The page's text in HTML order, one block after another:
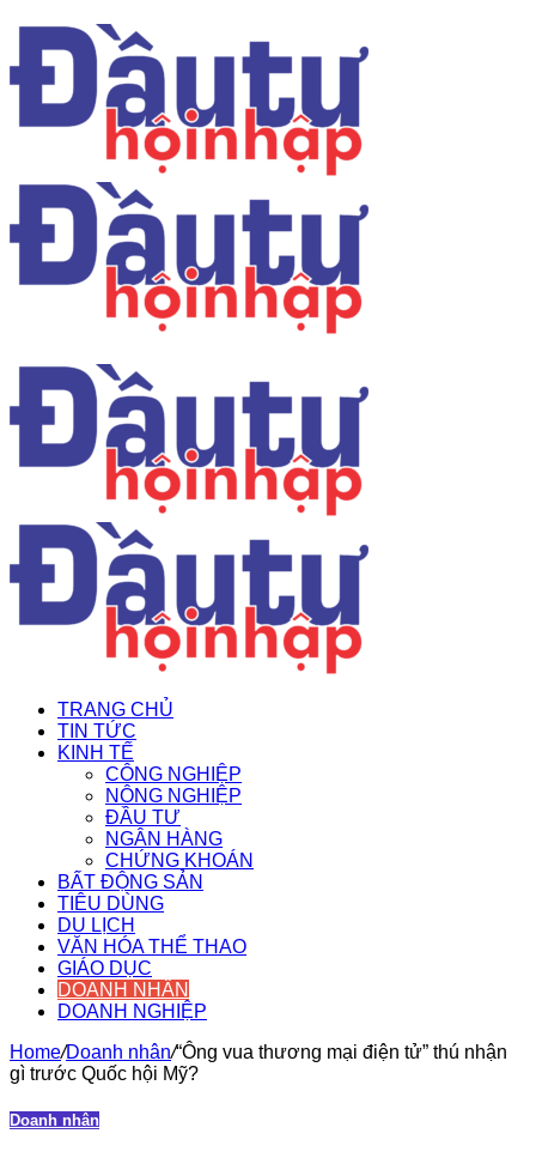
TRANG CHỦ
TIN TỨC
KINH TẾ
CÔNG NGHIỆP
NÔNG NGHIỆP
ĐẦU TƯ
NGÂN HÀNG
CHỨNG KHOÁN
BẤT ĐỘNG SẢN
TIÊU DÙNG
DU LỊCH
VĂN HÓA THỂ THAO
GIÁO DỤC
DOANH NHÂN
DOANH NGHIỆP
Home/Doanh nhân/“Ông vua thương mại điện tử” thú nhận
gì trước Quốc hội Mỹ?
Doanh nhân